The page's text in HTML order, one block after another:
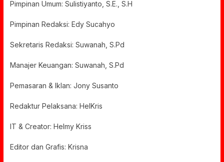
Pimpinan Umum: Sulistiyanto, S.E., S.H
Pimpinan Redaksi: Edy Sucahyo
Sekretaris Redaksi: Suwanah, S.Pd
Manajer Keuangan: Suwanah, S.Pd
Pemasaran & Iklan: Jony Susanto
Redaktur Pelaksana: HelKris
IT & Creator: Helmy Kriss
Editor dan Grafis: Krisna